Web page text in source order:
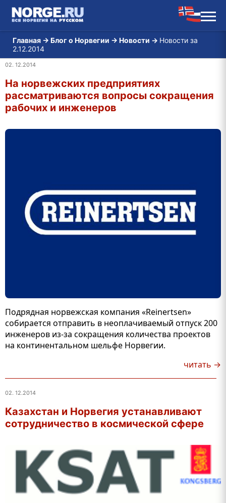
Главная → Блог о Норвегии → Новости → Новости за
2.12.2014
02. 12.2014
На норвежских предприятиях
рассматриваются вопросы сокращения
рабочих и инженеров
Подрядная норвежская компания «Reinertsen»
собирается отправить в неоплачиваемый отпуск 200
инженеров из-за сокращения количества проектов
на континентальном шельфе Норвегии.
читать →
02. 12.2014
Казахстан и Норвегия устанавливают
сотрудничество в космической сфере